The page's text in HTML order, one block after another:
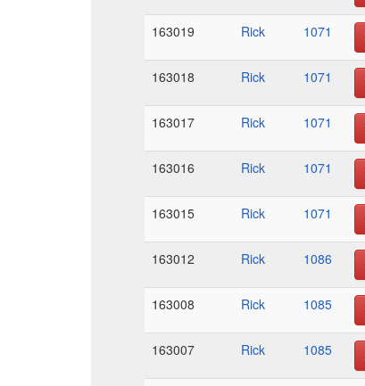
163019 Rick 1071
163018 Rick 1071
163017 Rick 1071
163016 Rick 1071
163015 Rick 1071
163012 Rick 1086
163008 Rick 1085
163007 Rick 1085